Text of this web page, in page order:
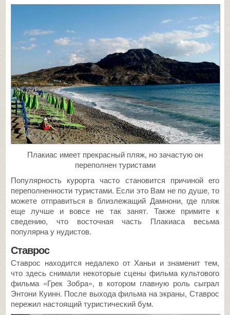
Плакиас имеет прекрасный пляж, но зачастую он
переполнен туристами
Популярность курорта часто становится причиной его
переполненности туристами. Если это Вам не по душе, то
можете отправиться в близлежащий Дамнони, где пляж
еще лучше и вовсе не так занят. Также примите к
сведению, что восточная часть Плакиаса весьма
популярна у нудистов.
Ставрос
Ставрос находится недалеко от Ханьи и знаменит тем,
что здесь снимали некоторые сцены фильма культового
фильма «Грек Зобра», в котором главную роль сыграл
Энтони Куинн. После выхода фильма на экраны, Ставрос
пережил настоящий туристический бум.